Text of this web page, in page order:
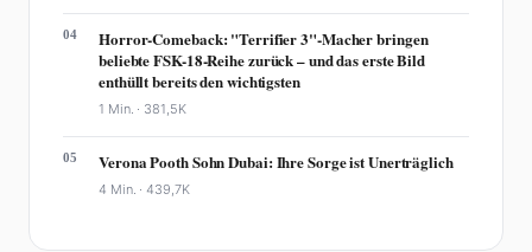
04
Horror-Comeback: "Terrifier 3"-Macher bringen
beliebte FSK-18-Reihe zurück – und das erste Bild
enthüllt bereits den wichtigsten
1 Min. · 381,5K
05 Verona Pooth Sohn Dubai: Ihre Sorge ist Unerträglich
4 Min. ·439,7K